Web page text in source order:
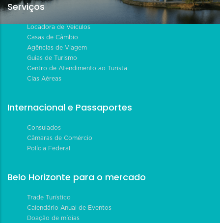
Serviços
Locadora de Veículos
Casas de Câmbio
Agências de Viagem
Guias de Turismo
Centro de Atendimento ao Turista
Cias Aéreas
Internacional e Passaportes
Consulados
Câmaras de Comércio
Polícia Federal
Belo Horizonte para o mercado
Trade Turístico
Calendário Anual de Eventos
Doação de mídias